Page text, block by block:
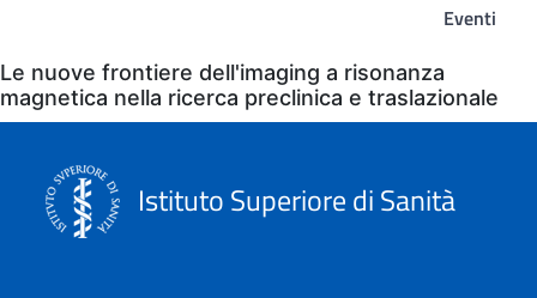
Eventi
Eventi
Le nuove frontiere dell'imaging a risonanza
magnetica nella ricerca preclinica e traslazionale
Istituto Superiore di Sanità